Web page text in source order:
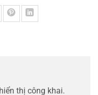
thị công khai.